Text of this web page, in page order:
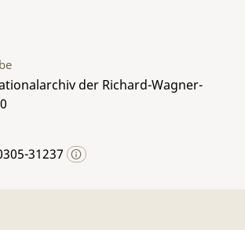
der Richard-Wagner-
31237